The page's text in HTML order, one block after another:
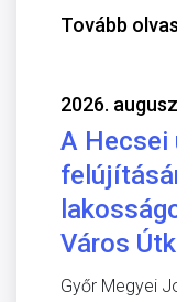
Tovább
2026.
A
Város
Győr Megyei